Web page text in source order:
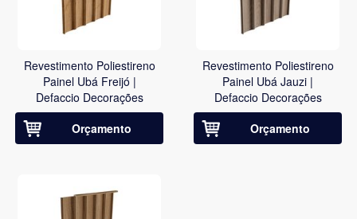
Revestimento Poliestireno
Painel Ubá Freijó |
Defaccio Decorações
Orçamento
Revestimento Poliestireno
Painel Ubá Jauzi |
Defaccio Decorações
Orçamento